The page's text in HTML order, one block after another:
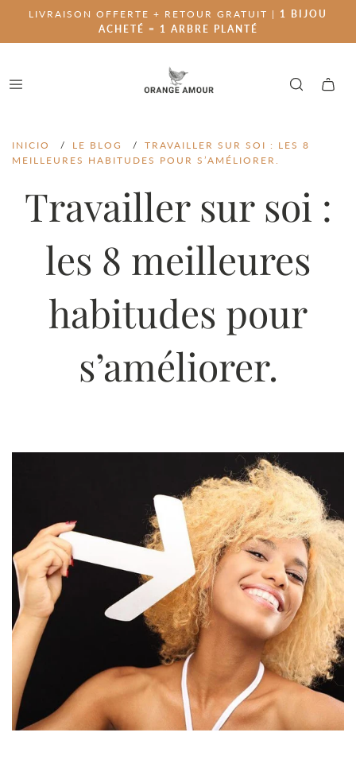
LIVRAISON OFFERTE + RETOUR GRATUIT | 1 BIJOU
ACHETÉ = 1 ARBRE PLANTÉ
INICIO / LE BLOG /
TRAVAILLER SUR SOI : LES 8
MEILLEURES HABITUDES POUR S’AMÉLIORER.
Travailler sur soi :
les 8 meilleures
habitudes pour
s’améliorer.